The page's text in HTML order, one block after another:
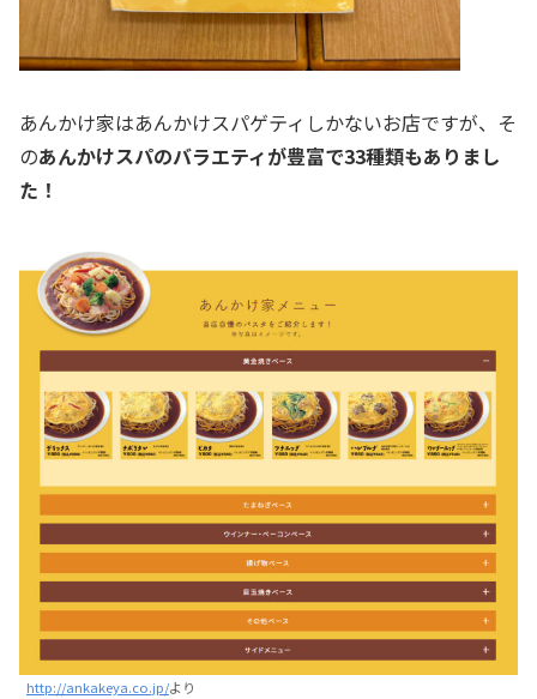
あんかけ家はあんかけスパゲティしかないお店ですが、そ
のあんかけスパのバラエティが豊富で33種類もありまし
た！
http://ankakeya.co.jp/より